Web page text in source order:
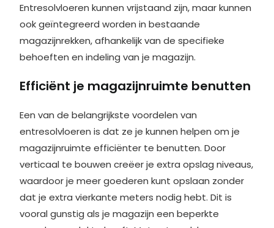
Entresolvloeren kunnen vrijstaand zijn, maar kunnen
ook geïntegreerd worden in bestaande
magazijnrekken, afhankelijk van de specifieke
behoeften en indeling van je magazijn.
Efficiënt je magazijnruimte benutten
Een van de belangrijkste voordelen van
entresolvloeren is dat ze je kunnen helpen om je
magazijnruimte efficiënter te benutten. Door
verticaal te bouwen creëer je extra opslag niveaus,
waardoor je meer goederen kunt opslaan zonder
dat je extra vierkante meters nodig hebt. Dit is
vooral gunstig als je magazijn een beperkte